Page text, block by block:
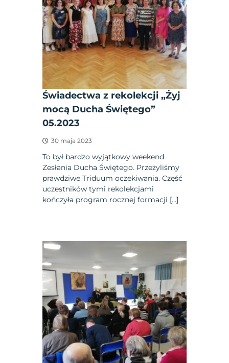
Świadectwa z rekolekcji „Żyj
mocą Ducha Świętego”
05.2023
30 maja 2023
To był bardzo wyjątkowy weekend
Zesłania Ducha Świętego. Przeżyliśmy
prawdziwe Triduum oczekiwania. Część
uczestników tymi rekolekcjami
kończyła program rocznej formacji […]